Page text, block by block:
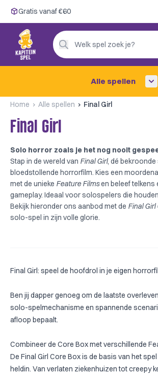
Gratis vanaf €60
Morgen in huis ✓
Persoonlijk advies
4,9/5 —
200+ beoordelingen
Gratis vanaf €60
Welk spel zoek je?
Alle spellen
Home Alle spellen Final Girl
Final Girl
Solo horror zoals je het nog nooit
Stap in de wereld van Final Girl, dé
bloedstollende horrorfilm. Kies een
met de unieke Feature Filmsen beleef telkens
gameplay. Ideaal voor solospelers die
Bekijk hieronder ons aanbod met de Final Girl
solo-spel in zijn volle glorie.
Final Girl: speel de hoofdrol in je eigen
Ben jij dapper genoeg om de laatste
solo-spelmechanisme en spannende
afloop bepaalt.
Combineer de Core Box met verschillende
De Final Girl Core Boxis de basis van het
heldin. Van verlaten ziekenhuizentotcreepy